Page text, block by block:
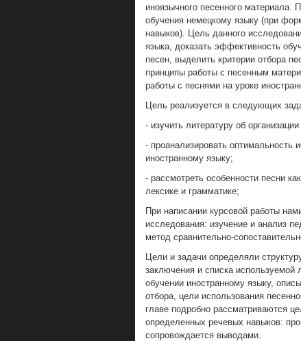
иноязычного песенного материала.
обучения немецкому языку (при
навыков). Цель данного
языка, доказать эффективность
песен, выделить критерии отбора
принципы работы с песенным
работы с песнями на уроке
Цель реализуется в следующих
- изучить литературу об
- проанализировать оптимальность
иностранному языку;
- рассмотреть особенности песни
лексике и грамматике;
При написании курсовой работы
исследования: изучение и анализ
метод сравнительно-
Цели и задачи определяли
заключения и списка используемой
обучении иностранному языку,
отбора, цели использования
главе подробно рассматриваются
определенных речевых навыков:
сопровождается выводами.